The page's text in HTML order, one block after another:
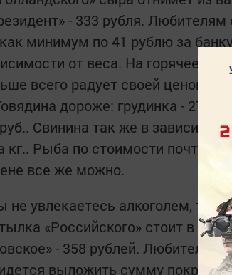
- 333 рубля. Любителям
минимум по 41 рублю за
от веса. На горячее
всего радует своей ценой
дороже: грудинка - 271
Свинина так же в
кг.. Рыба по стоимости почти
все же можно.
увлекаетесь алкоголем, то
«Российского» стоит в
- 358 рублей. Любителям
выложить сумму